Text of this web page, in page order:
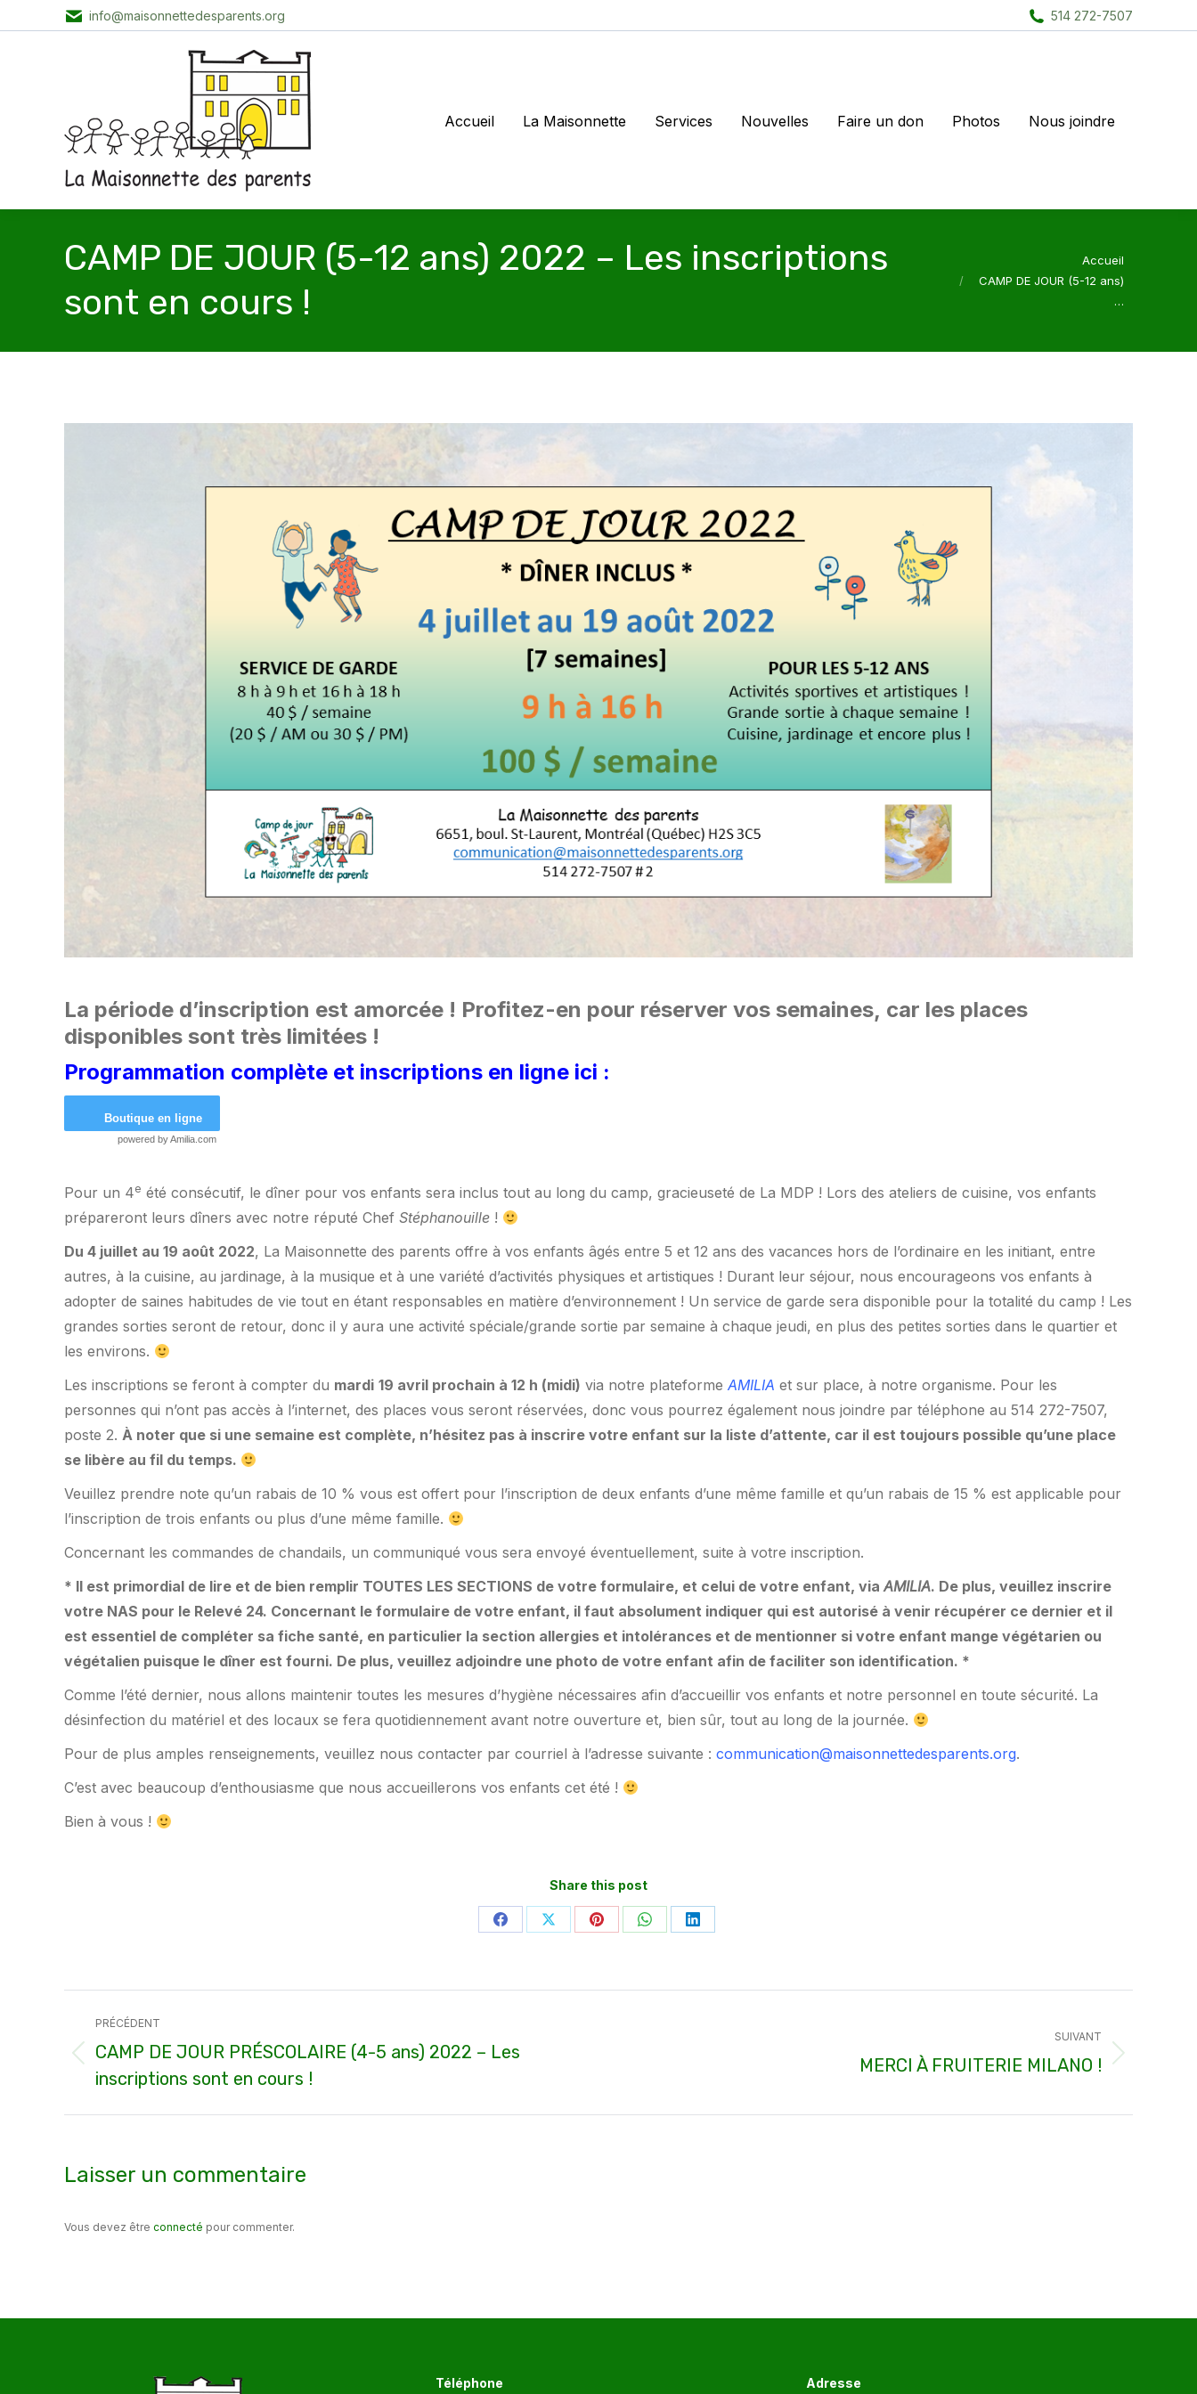
info@maisonnettedesparents.org 514 272-7507
Accueil La Maisonnette Services Nouvelles Faire un don Photos Nous joindre
CAMP DE JOUR (5-12 ans) 2022 – Les inscriptions
sont en cours !
Accueil
CAMP DE JOUR (5-12 ans)
…
La période d’inscription est amorcée ! Profitez-en pour réserver vos semaines, car les places
disponibles sont très limitées !
Programmation complète et inscriptions en ligne ici :
Boutique en ligne
powered byAmilia.com
Pour un 4e été consécutif, le dîner pour vos enfants sera inclus tout au long du camp, gracieuseté de La MDP ! Lors des ateliers de cuisine, vos enfants
prépareront leurs dîners avec notre réputé Chef Stéphanouille !
Du 4 juillet au 19 août 2022, La Maisonnette des parents offre à vos enfants âgés entre 5 et 12 ans des vacances hors de l’ordinaire en les initiant, entre
autres, à la cuisine, au jardinage, à la musique et à une variété d’activités physiques et artistiques ! Durant leur séjour, nous encourageons vos enfants à
adopter de saines habitudes de vie tout en étant responsables en matière d’environnement ! Un service de garde sera disponible pour la totalité du camp ! Les
grandes sorties seront de retour, donc il y aura une activité spéciale/grande sortie par semaine à chaque jeudi, en plus des petites sorties dans le quartier et
les environs.
Les inscriptions se feront à compter du mardi 19 avril prochain à 12 h (midi) via notre plateforme AMILIA et sur place, à notre organisme. Pour les
personnes qui n’ont pas accès à l’internet, des places vous seront réservées, donc vous pourrez également nous joindre par téléphone au 514 272-7507,
poste 2. À noter que si une semaine est complète, n’hésitez pas à inscrire votre enfant sur la liste d’attente, car il est toujours possible qu’une place
se libère au fil du temps.
Veuillez prendre note qu’un rabais de 10 % vous est offert pour l’inscription de deux enfants d’une même famille et qu’un rabais de 15 % est applicable pour
l’inscription de trois enfants ou plus d’une même famille.
Concernant les commandes de chandails, un communiqué vous sera envoyé éventuellement, suite à votre inscription.
* Il est primordial de lire et de bien remplir TOUTES LES SECTIONS de votre formulaire, et celui de votre enfant, viaAMILIA. De plus, veuillez inscrire
votre NAS pour le Relevé 24. Concernant le formulaire de votre enfant, il faut absolument indiquer qui est autorisé à venir récupérer ce dernier et il
est essentiel de compléter sa fiche santé, en particulier la section allergies et intolérances et de mentionner si votre enfant mange végétarien ou
végétalien puisque le dîner est fourni. De plus, veuillez adjoindre une photo de votre enfant afin de faciliter son identification. *
Comme l’été dernier, nous allons maintenir toutes les mesures d’hygiène nécessaires afin d’accueillir vos enfants et notre personnel en toute sécurité. La
désinfection du matériel et des locaux se fera quotidiennement avant notre ouverture et, bien sûr, tout au long de la journée.
Pour de plus amples renseignements, veuillez nous contacter par courriel à l’adresse suivante : communication@maisonnettedesparents.org.
C’est avec beaucoup d’enthousiasme que nous accueillerons vos enfants cet été !
Bien à vous !
Share this post
PartagerPartagerPartagerPartagerPartager
Navigation
article
PRÉCÉDENT
Article
précédent
:
CAMP DE JOUR PRÉSCOLAIRE (4-5 ans) 2022 – Les
inscriptions sont en cours !
SUIVANT
:
MERCI À FRUITERIE MILANO !
Laisser un commentaire
Vous devez être connecté pour commenter.
Téléphone Adresse